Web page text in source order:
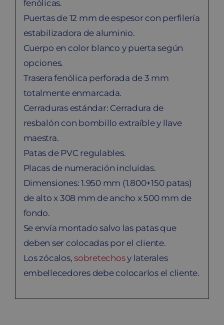
fenólicas.
Puertas de 12 mm de espesor con perfilería
estabilizadora de aluminio.
Cuerpo en color blanco y puerta según
opciones.
Trasera fenólica perforada de 3 mm
totalmente enmarcada.
Cerraduras estándar: Cerradura de
resbalón con bombillo extraíble y llave
maestra.
Patas de PVC regulables.
Placas de numeración incluidas.
Dimensiones: 1.950 mm (1.800+150 patas)
de alto x 308 mm de ancho x 500 mm de
fondo.
Se envía montado salvo las patas que
deben ser colocadas por el cliente.
Los zócalos,sobretechosy laterales
embellecedores debe colocarlos el cliente.